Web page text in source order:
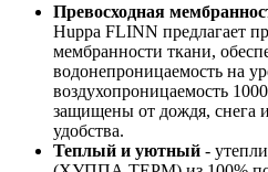
Превосходная
Huppa FLINN предлагает
мембранности ткани,
водонепроницаемость на
воздухопроницаемость
защищены от дождя, снега
удобства.
Теплый и уютный -